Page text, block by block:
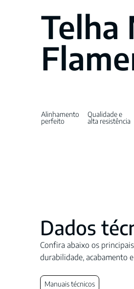
Dados
Confira abaixo os
durabilidade, acabamento
Manuais técnicos
Telha
Alinhamento
perfeito
Qualidade e
alta resistência